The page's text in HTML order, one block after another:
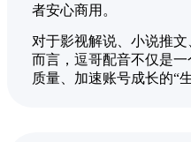
者安心商用。
对于影视解说、小说推
而言，逗哥配音不仅是
质量、加速账号成长的“